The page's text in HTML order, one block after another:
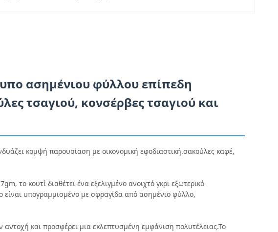
ασημένιου φύλλου επίπεδη
τσαγιού, κονσέρβες τσαγιού και
κομψή παρουσίαση με οικονομική εφοδιαστική.σακούλες καφέ,
το κουτί διαθέτει ένα εξελιγμένο ανοιχτό γκρι εξωτερικό
είναι υπογραμμισμένο με σφραγίδα από ασημένιο φύλλο,
και προσφέρει μια εκλεπτυσμένη εμφάνιση πολυτέλειας.Το